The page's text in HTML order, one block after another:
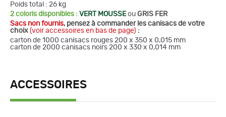
Poids total : 26 kg
2 coloris disponibles : VERT MOUSSE ou GRIS FER
Sacs non fournis, pensez à commander les canisacs de votre
choix (voir accessoires en bas de page) :
carton de 1000 canisacs rouges 200 x 350 x 0,015 mm
carton de 2000 canisacs noirs 200 x 330 x 0,014 mm
ACCESSOIRES